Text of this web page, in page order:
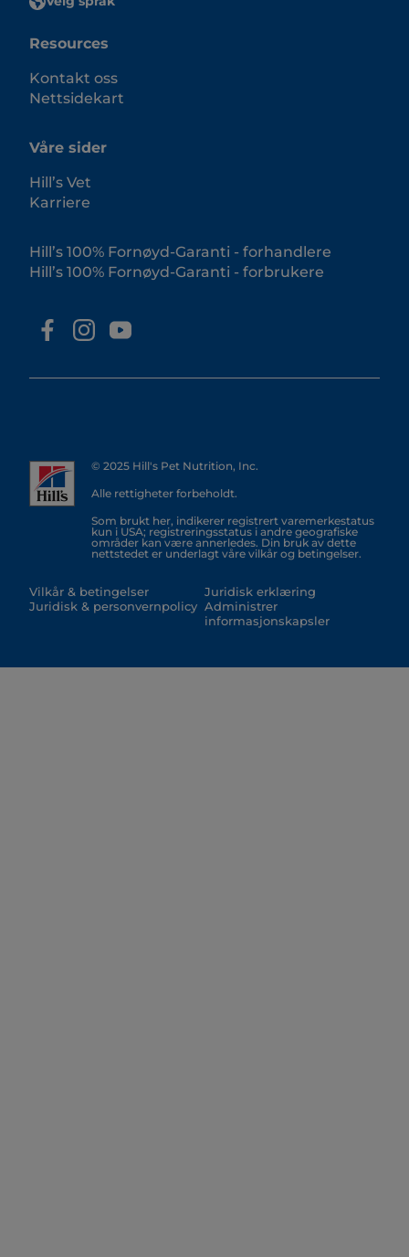
Resources
Kontakt oss
Nettsidekart
Våre sider
Hill’s Vet
Karriere
Hill’s 100% Fornøyd-Garanti - forhandlere
Hill’s 100% Fornøyd-Garanti - forbrukere
© 2025 Hill's Pet Nutrition, Inc.
Alle rettigheter forbeholdt.
Som brukt her, indikerer registrert varemerkestatus
kun i USA; registreringsstatus i andre geografiske
områder kan være annerledes. Din bruk av dette
nettstedet er underlagt våre vilkår og betingelser.
Vilkår & betingelser
Juridisk & personvernpolicy
Juridisk erklæring
Administrer
informasjonskapsler